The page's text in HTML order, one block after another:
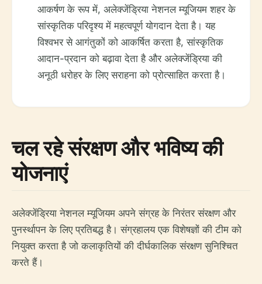
आकर्षण के रूप में, अलेक्जेंड्रिया नेशनल म्यूजियम शहर के
सांस्कृतिक परिदृश्य में महत्वपूर्ण योगदान देता है। यह
विश्वभर से आगंतुकों को आकर्षित करता है, सांस्कृतिक
आदान-प्रदान को बढ़ावा देता है और अलेक्जेंड्रिया की
अनूठी धरोहर के लिए सराहना को प्रोत्साहित करता है।
चल रहे संरक्षण और भविष्य की
योजनाएं
अलेक्जेंड्रिया नेशनल म्यूजियम अपने संग्रह के निरंतर संरक्षण और
पुनर्स्थापन के लिए प्रतिबद्ध है। संग्रहालय एक विशेषज्ञों की टीम को
नियुक्त करता है जो कलाकृतियों की दीर्घकालिक संरक्षण सुनिश्चित
करते हैं।